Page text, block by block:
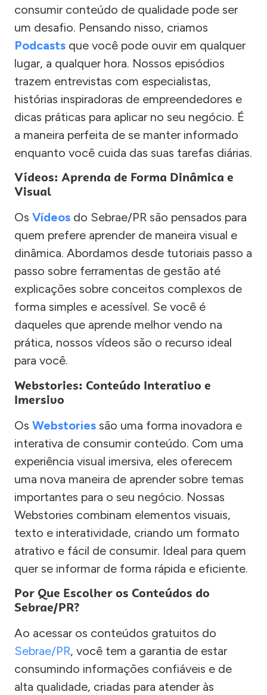
consumir conteúdo de qualidade pode ser
um desafio. Pensando nisso, criamos
Podcasts que você pode ouvir em qualquer
lugar, a qualquer hora. Nossos episódios
trazem entrevistas com especialistas,
histórias inspiradoras de empreendedores e
dicas práticas para aplicar no seu negócio. É
a maneira perfeita de se manter informado
enquanto você cuida das suas tarefas diárias.
Vídeos: Aprenda de Forma Dinâmica e
Visual
Os Vídeos do Sebrae/PR são pensados para
quem prefere aprender de maneira visual e
dinâmica. Abordamos desde tutoriais passo a
passo sobre ferramentas de gestão até
explicações sobre conceitos complexos de
forma simples e acessível. Se você é
daqueles que aprende melhor vendo na
prática, nossos vídeos são o recurso ideal
para você.
Webstories: Conteúdo Interativo e
Imersivo
Os Webstories são uma forma inovadora e
interativa de consumir conteúdo. Com uma
experiência visual imersiva, eles oferecem
uma nova maneira de aprender sobre temas
importantes para o seu negócio. Nossas
Webstories combinam elementos visuais,
texto e interatividade, criando um formato
atrativo e fácil de consumir. Ideal para quem
quer se informar de forma rápida e eficiente.
Por Que Escolher os Conteúdos do
Sebrae/PR?
Ao acessar os conteúdos gratuitos do
Sebrae/PR, você tem a garantia de estar
consumindo informações confiáveis e de
alta qualidade, criadas para atender às